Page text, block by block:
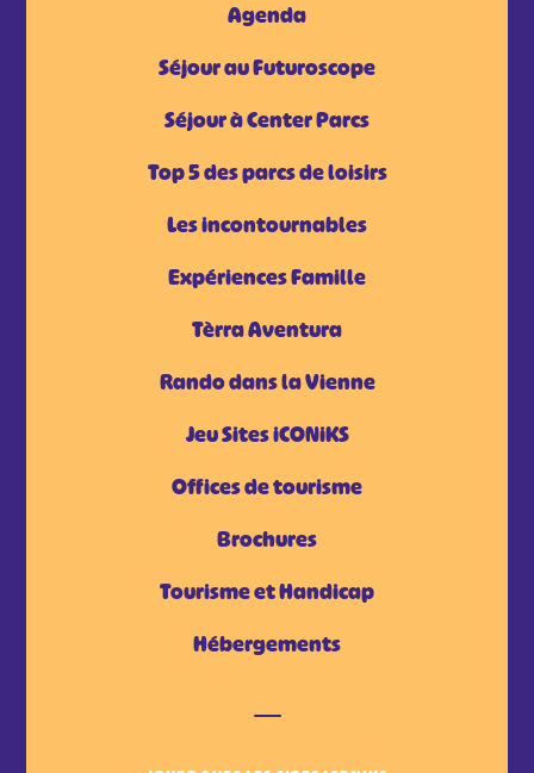
Agenda
Séjour au Futuroscope
Séjour à Center Parcs
Top 5 des parcs de loisirs
Les incontournables
Expériences Famille
Tèrra Aventura
Rando dans la Vienne
Jeu Sites iCONiKS
Offices de tourisme
Brochures
Tourisme et Handicap
Hébergements